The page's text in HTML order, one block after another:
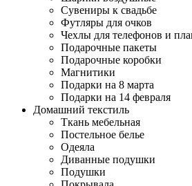
Сувениры к свадьбе
Футляры для очков
Чехлы для телефонов и
Подарочные пакеты
Подарочные коробки
Магнитики
Подарки на 8 марта
Подарки на 14 февраля
Домашний текстиль
Ткань мебельная
Постельное белье
Одеяла
Диванные подушки
Подушки